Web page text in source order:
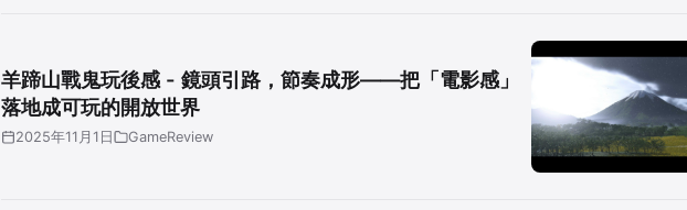
羊蹄山戰鬼玩後感 - 鏡頭引路，節奏成形——把「電影感」
落地成可玩的開放世界
2025年11月1日 GameReview